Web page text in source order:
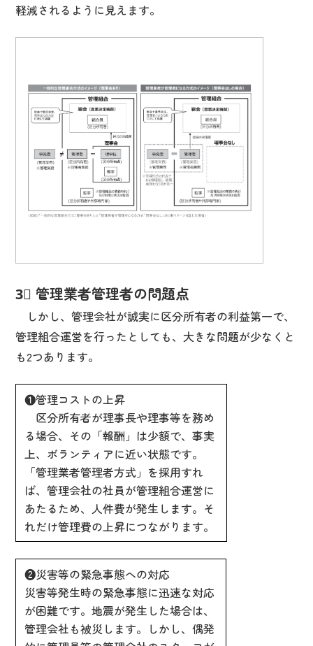
軽減されるように見えます。
3⃣ 管理業者管理者の問題点
しかし、管理会社が誠実に区分所有者の利益第一で、
管理組合運営を行ったとしても、大きな問題が少なくと
も2つあります。
❶管理コストの上昇
区分所有者が理事長や理事等を務め
る場合、その「報酬」は少額で、事実
上、ボランティアに近い状態です。
「管理業者管理者方式」を採用すれ
ば、管理会社の社員が管理組合運営に
あたるため、人件費が発生します。そ
れだけ管理費の上昇につながります。
❷災害等の緊急事態への対応
災害等発生時の緊急事態に迅速な対応
が困難です。地震が発生した場合は、
管理会社も被災します。しかし、偶発